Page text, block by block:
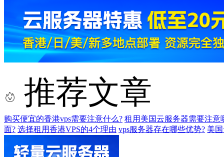
推荐文章
购买便宜的香港vps需要注意什么? 租用美国云服务器需要注意
面? 选择租用香港VPS的4个理由 vps服务器存在哪些优势? 美